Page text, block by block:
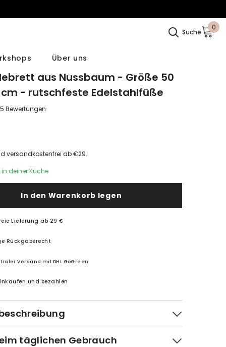
Suche
00
Über uns
aus Nussbaum - Größe 50
cm - rutschfeste Edelstahlfüße
5 Bewertungen
versandkostenfrei ab €29.
deiner Küche
In den Warenkorb legen
Lieferung ab 29 €
Rückgaberecht
Versand mit DHL GoGreen
und bezahlen
täglichen Gebrauch